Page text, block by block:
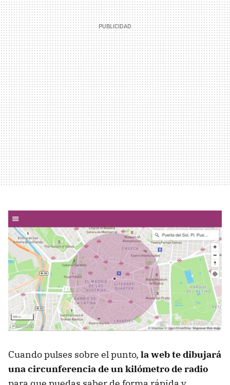
Cuando pulses sobre el punto, la web te dibujará
una circunferencia de un kilómetro de radio